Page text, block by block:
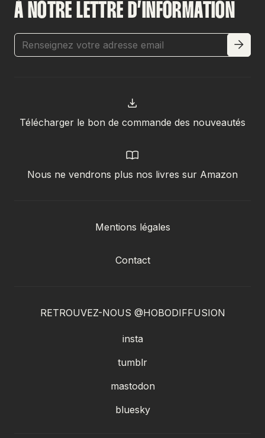
À NOTRE LETTRE D’INFORMATION
Télécharger le bon de commande des nouveautés
Nous ne vendrons plus nos livres sur Amazon
Mentions légales
Contact
RETROUVEZ-NOUS @HOBODIFFUSION
insta
tumblr
mastodon
bluesky